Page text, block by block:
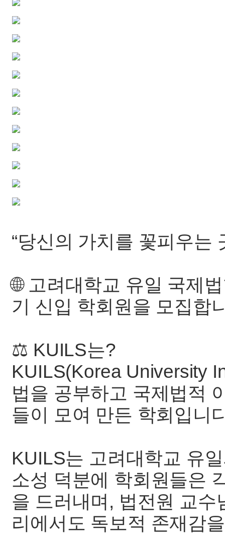
“당신의 가치를 꽃피우는
🌐 고려대학교 유일 국제
기 신입 학회원을 모집합
⚖️ KUILS는?
KUILS(Korea University
법을 공부하고 국제법적
들이 모여 만든 학회입니
KUILS는 고려대학교 유
소성 덕분에 학회원들은
을 드러내며, 법전원 교
리에서도 독보적 존재감